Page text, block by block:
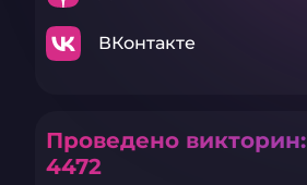
ВКонтакте
Проведено викторин:
4472